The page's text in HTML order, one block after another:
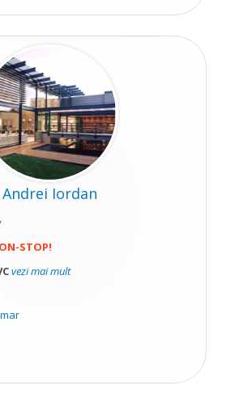
Andrei Iordan
STOP!
vezi mai mult